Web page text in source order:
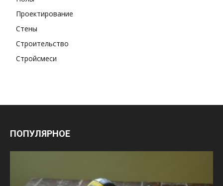
Проектирование
Стены
Строительство
Стройсмеси
ПОПУЛЯРНОЕ